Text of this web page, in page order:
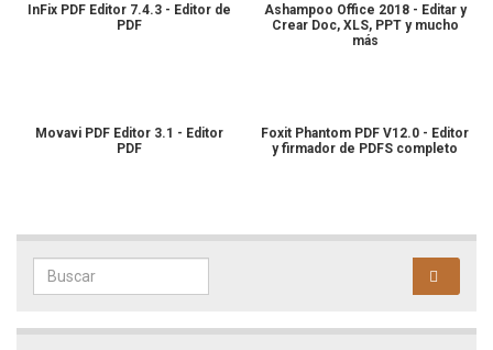
InFix PDF Editor 7.4.3 - Editor de
PDF
Ashampoo Office 2018 - Editar y
Crear Doc, XLS, PPT y mucho
más
Movavi PDF Editor 3.1 - Editor
PDF
Foxit Phantom PDF V12.0 - Editor
y firmador de PDFS completo
Search for: